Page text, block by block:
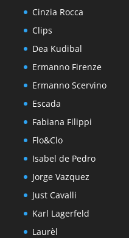
Cinzia Rocca
Clips
Dea Kudibal
Ermanno Firenze
Ermanno Scervino
Escada
Fabiana Filippi
Flo&Clo
Isabel de Pedro
Jorge Vazquez
Just Cavalli
Karl Lagerfeld
Laurèl